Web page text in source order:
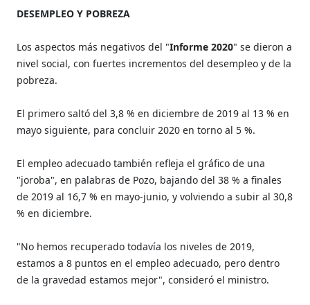
DESEMPLEO Y POBREZA
Los aspectos más negativos del "Informe 2020" se dieron a
nivel social, con fuertes incrementos del desempleo y de la
pobreza.
El primero saltó del 3,8 % en diciembre de 2019 al 13 % en
mayo siguiente, para concluir 2020 en torno al 5 %.
El empleo adecuado también refleja el gráfico de una
"joroba", en palabras de Pozo, bajando del 38 % a finales
de 2019 al 16,7 % en mayo-junio, y volviendo a subir al 30,8
% en diciembre.
"No hemos recuperado todavía los niveles de 2019,
estamos a 8 puntos en el empleo adecuado, pero dentro
de la gravedad estamos mejor", consideró el ministro.